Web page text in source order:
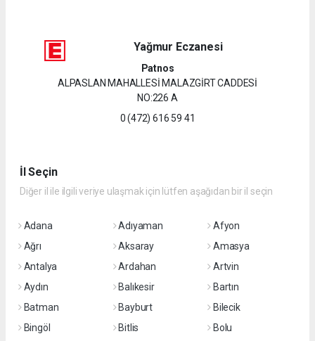
Yağmur Eczanesi
Patnos
ALPASLAN MAHALLESİ MALAZGİRT CADDESİ
NO:226 A
0 (472) 616 59 41
İl Seçin
Diğer il ile ilgili veriye ulaşmak için lütfen aşağıdan bir il seçin
Adana Adıyaman
Afyon
Ağrı
Aksaray
Amasya
Antalya
Ardahan
Artvin
Aydın
Balıkesir
Bartın
Batman
Bayburt
Bilecik
Bingöl
Bitlis
Bolu